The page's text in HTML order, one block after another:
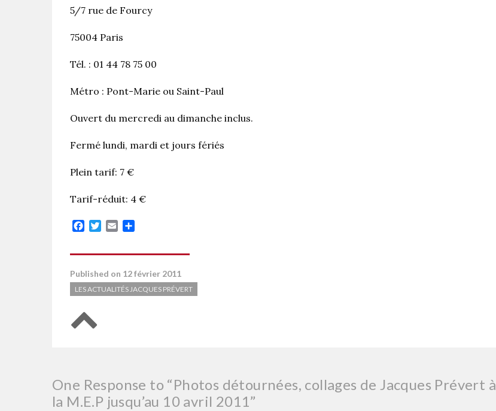
5/7 rue de Fourcy
75004 Paris
Tél. : 01 44 78 75 00
Métro : Pont-Marie ou Saint-Paul
Ouvert du mercredi au dimanche inclus.
Fermé lundi, mardi et jours fériés
Plein tarif: 7 €
Tarif-réduit: 4 €
Facebook
Twitter
Email
Published on 12 février 2011
LES ACTUALITÉS JACQUES PRÉVERT
Retour en haut de page
One Response to “Photos détournées, collages de Jacques Prévert à
la M.E.P jusqu’au 10 avril 2011”